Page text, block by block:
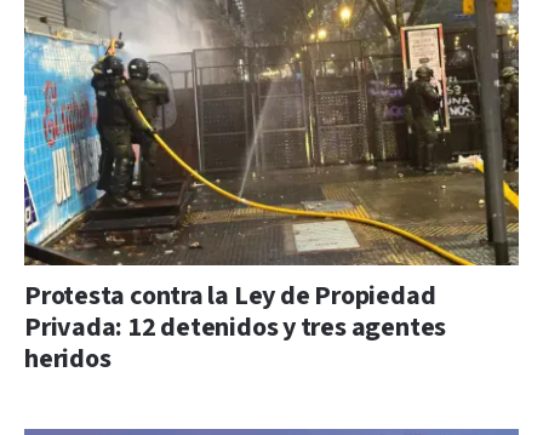
Protesta contra la Ley de Propiedad
Privada: 12 detenidos y tres agentes
heridos